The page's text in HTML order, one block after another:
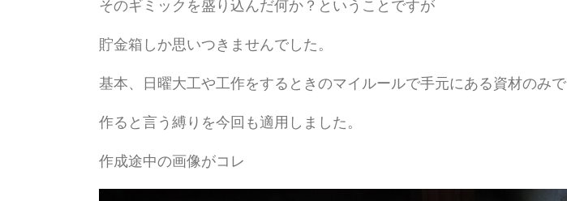
そのギミックを盛り込んだ何か？ということですが
貯金箱しか思いつきませんでした。
基本、日曜大工や工作をするときのマイルールで手元にある資材のみで
作ると言う縛りを今回も適用しました。
作成途中の画像がコレ